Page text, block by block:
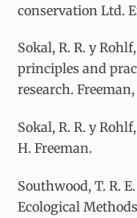
conservation Ltd.
Sokal, R. R. y
principles and
research.
Sokal, R. R. y
H. Freeman.
Southwood, T. R.
Ecological